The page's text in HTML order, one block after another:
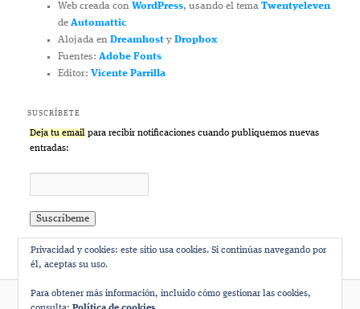
Web creada con WordPress, usando el tema Twentyeleven
de Automattic
Alojada en Dreamhosty Dropbox
Fuentes: Adobe Fonts
Editor: Vicente Parrilla
SUSCRÍBETE
Deja tu email para recibir notificaciones cuando publiquemos nuevas
entradas:
Privacidad y cookies: este sitio usa cookies. Si continúas navegando por
él, aceptas su uso.
Para obtener más información, incluido cómo gestionar las cookies,